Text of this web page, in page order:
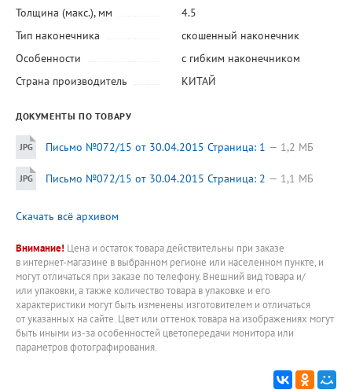
Толщина (макс.), мм
4.5
Тип наконечника
скошенный наконечник
Особенности
с гибким наконечником
Страна производитель
КИТАЙ
ДОКУМЕНТЫ ПО ТОВАРУ
Письмо №072/15 от 30.04.2015 Страница: 1 1,2 МБ
Письмо №072/15 от 30.04.2015 Страница: 2 1,1 МБ
Скачать всё архивом
Внимание! Цена и остаток товара действительны при заказе
в интернет-магазине в выбранном регионе или населенном пункте, и
могут отличаться при заказе по телефону. Внешний вид товара и/
или упаковки, а также количество товара в упаковке и его
характеристики могут быть изменены изготовителем и отличаться
от указанных на сайте. Цвет или оттенок товара на изображениях могут
быть иными из-за особенностей цветопередачи монитора или
параметров фотографирования.